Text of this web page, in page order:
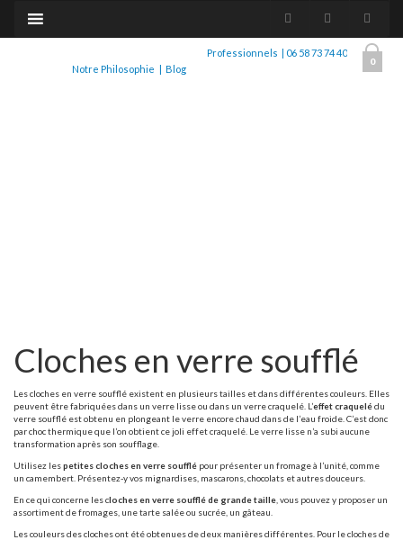
0
Notre Philosophie | Blog
Professionnels | 06 58 73 74 40
Cloches en verre soufflé
Les cloches en verre soufflé existent en plusieurs tailles et dans différentes couleurs. Elles
peuvent être fabriquées dans un verre lisse ou dans un verre craquelé. L’effet craquelédu
verre soufflé est obtenu en plongeant le verre encore chaud dans de l’eau froide. C’est donc
par choc thermique que l’on obtient ce joli effet craquelé. Le verre lisse n’a subi aucune
transformation après son soufflage.
Utilisez lespetites cloches en verre soufflé pour présenter un fromage à l’unité, comme
un camembert. Présentez-y vos mignardises, mascarons, chocolats et autres douceurs.
En ce qui concerne les cloches en verre soufflé de grande taille , vous pouvez y proposer un
assortiment de fromages, une tarte salée ou sucrée, un gâteau.
Les couleurs des cloches ont été obtenues de deux manières différentes. Pour le cloches de